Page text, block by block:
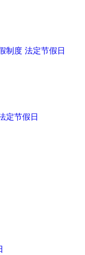
制度 法定节假日
定节假日